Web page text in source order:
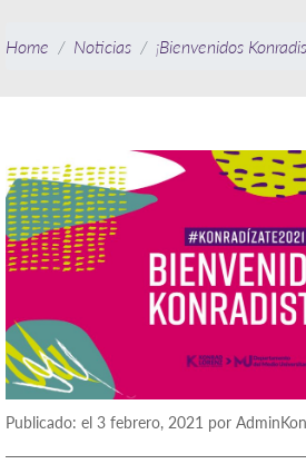
Home Noticias ¡Bienvenidos
Publicado: el 3 febrero, 2021 por